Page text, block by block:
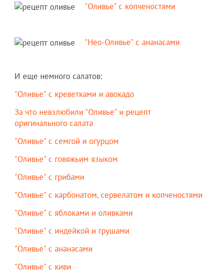
"Оливье" с копченостями
"Нео-Оливье" с ананасами
И еще немного салатов:
"Оливье" с креветками и авокадо
За что невзлюбили "Оливье" и рецепт
оригинального салата
"Оливье" с семгой и огурцом
"Оливье" с говяжьим языком
"Оливье" с грибами
"Оливье" с карбонатом, сервелатом и копченостями
"Оливье" с яблоками и оливками
"Оливье" с индейкой и грушами
"Оливье" с ананасами
"Оливье" с киви